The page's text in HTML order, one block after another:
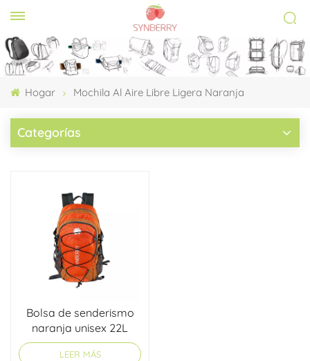
Hogar Mochila Al Aire Libre Ligera Naranja
Categorías
Bolsa de senderismo
naranja unisex 22L
LEER MÁS